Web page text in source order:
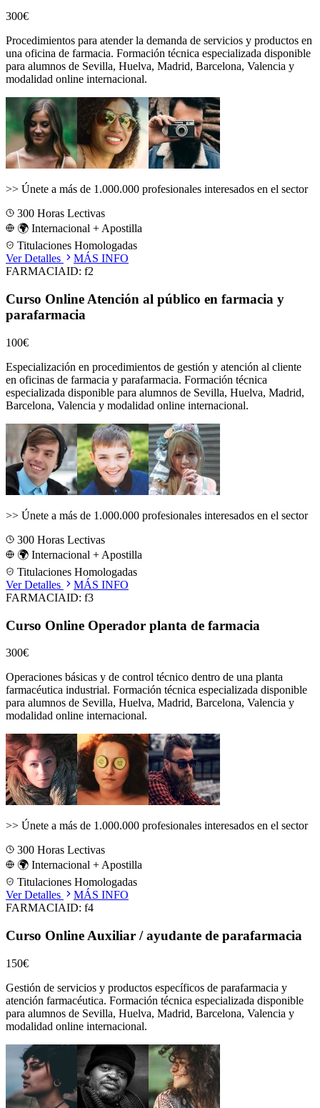
300€
Procedimientos para atender la demanda de servicios y productos en
una oficina de farmacia. Formación técnica especializada disponible
para alumnos de Sevilla, Huelva, Madrid, Barcelona, Valencia y
modalidad online internacional.
>> Únete a más de 1.000.000 profesionales interesados en el sector
300 Horas Lectivas
🌍 Internacional + Apostilla
Titulaciones Homologadas
Ver Detalles
MÁS INFO
FARMACIAID: f2
Curso Online Atención al público en farmacia y
parafarmacia
100€
Especialización en procedimientos de gestión y atención al cliente
en oficinas de farmacia y parafarmacia. Formación técnica
especializada disponible para alumnos de Sevilla, Huelva, Madrid,
Barcelona, Valencia y modalidad online internacional.
>> Únete a más de 1.000.000 profesionales interesados en el sector
300 Horas Lectivas
🌍 Internacional + Apostilla
Titulaciones Homologadas
Ver Detalles
MÁS INFO
FARMACIAID: f3
Curso Online Operador planta de farmacia
300€
Operaciones básicas y de control técnico dentro de una planta
farmacéutica industrial. Formación técnica especializada disponible
para alumnos de Sevilla, Huelva, Madrid, Barcelona, Valencia y
modalidad online internacional.
>> Únete a más de 1.000.000 profesionales interesados en el sector
300 Horas Lectivas
🌍 Internacional + Apostilla
Titulaciones Homologadas
Ver Detalles
MÁS INFO
FARMACIAID: f4
Curso Online Auxiliar / ayudante de parafarmacia
150€
Gestión de servicios y productos específicos de parafarmacia y
atención farmacéutica. Formación técnica especializada disponible
para alumnos de Sevilla, Huelva, Madrid, Barcelona, Valencia y
modalidad online internacional.